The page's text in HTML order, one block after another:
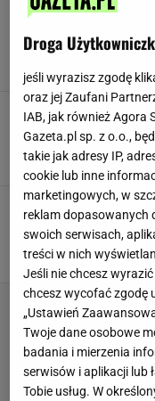
MATERIAŁ
Martwy
poznaj
lepszy
MARTWY
Droga
jeśli wyrazisz zgodę
oraz jej Zaufani
IAB, jak również Agora
Gazeta.pl sp. z o.o.,
takie jak adresy IP,
cookie lub inne
marketingowych, w
reklam dopasowanych
swoich serwisach,
treści w nich
Jeśli nie chcesz
chcesz wycofać zgodę
„Ustawień
Twoje dane osobowe
badania i mierzenia
serwisów i aplikacji lub
Tobie usług. W